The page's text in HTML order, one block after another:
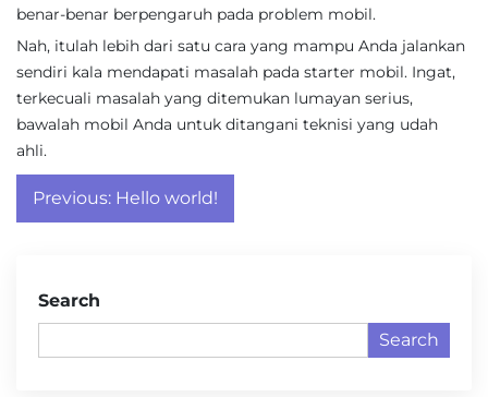
benar-benar berpengaruh pada problem mobil.
Nah, itulah lebih dari satu cara yang mampu Anda jalankan
sendiri kala mendapati masalah pada starter mobil. Ingat,
terkecuali masalah yang ditemukan lumayan serius,
bawalah mobil Anda untuk ditangani teknisi yang udah
ahli.
Post
navigation
Previous: Hello world!
Search
Search